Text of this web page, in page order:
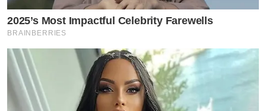
2025’s Most Impactful Celebrity Farewells
BRAINBERRIES